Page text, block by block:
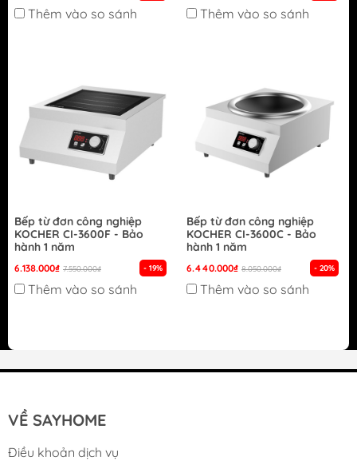
Thêm vào so sánh Thêm vào so sánh
Bếp từ đơn công nghiệp
KOCHER CI-3600F - Bảo
hành 1 năm
6.138.000₫ 7.550.000₫ - 19%
Thêm vào so sánh
Bếp từ đơn công nghiệp
KOCHER CI-3600C - Bảo
hành 1 năm
6.440.000₫ 8.050.000₫ - 20%
Thêm vào so sánh
VỀ SAYHOME
Điều khoản dịch vụ